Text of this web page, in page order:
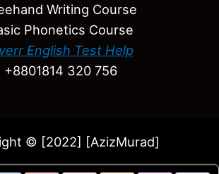
Writing Course
Phonetics Course
English Test Help
+8801814 320 756
© [2022] [AzizMurad]